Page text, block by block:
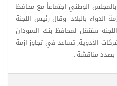
الوطني اجتماعاً مع محافظ
بالبلاد. وقال رئيس اللجنة
ستنقل لمحافظ بنك السودان
الأدوية, تساعد في تجاوز ازمة
بصدد مناقشة...